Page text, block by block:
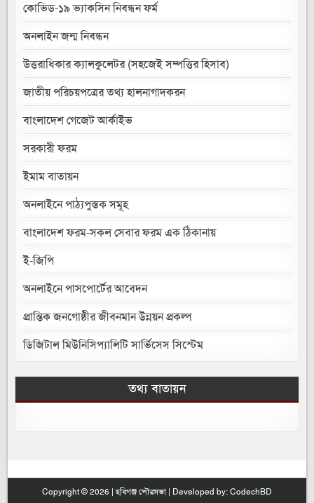
কোভিড-১৯ ভ্যাকসিন নিবন্ধন ফর্ম
অনলাইন জন্ম নিবন্ধন
উত্তরাধিকার ক্যালকুলেটর (সহজেই সম্পত্তির হিসাব)
জাতীয় পরিচয়পত্রের তথ্য হালনাগাদকরন
বাংলাদেশ গেজেট আর্কাইভ
সরকারী ফরম
ইমাম বাতায়ন
অনলাইনে পাঠ্যপুস্তক সমূহ
বাংলাদেশ ফরম-সকল সেবার ফরম এক ঠিকানায়
ই-জিপি
অনলাইনে পাসপোর্টের আবেদন
প্রান্তিক জনগোষ্ঠীর জীবনমান উন্নয়ন প্রকল্প
ডিজিটাল মিউনিসিপ্যালিটি সার্ভিসেস সিস্টেম
তথ্য বাতায়ন
Copyright © 2026 | হবিগঞ্জ পৌরসভা | Developed by:CodechBD